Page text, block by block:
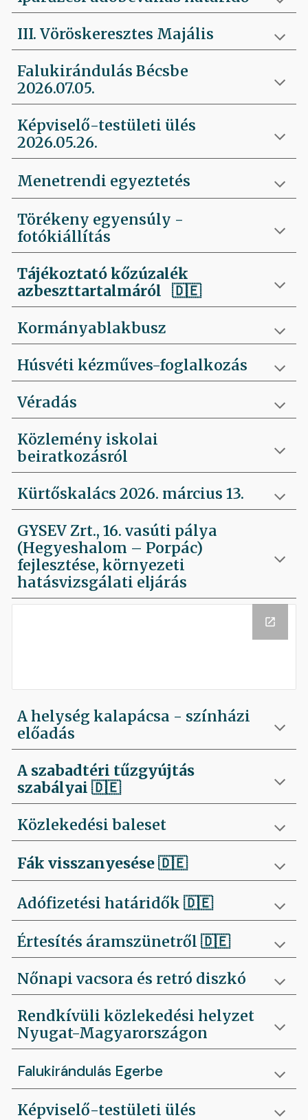
III. Vöröskeresztes Majális
Falukirándulás Bécsbe
2026.07.05.
Képviselő-testületi ülés
2026.05.26.
Menetrendi egyeztetés
Törékeny egyensúly -
fotókiállítás
Tájékoztató kőzúzalék
azbeszttartalmáról 🇩🇪
Kormányablakbusz
Húsvéti kézműves-foglalkozás
Véradás
Közlemény iskolai
beiratkozásról
Kürtőskalács 2026. március 13.
GYSEV Zrt., 16. vasúti pálya
(Hegyeshalom – Porpác)
fejlesztése, környezeti
hatásvizsgálati eljárás
A helység kalapácsa - színházi
előadás
A szabadtéri tűzgyújtás
szabályai🇩🇪
Közlekedési baleset
Fák visszanyesése🇩🇪
Adófizetési határidők 🇩🇪
Értesítés áramszünetről 🇩🇪
Nőnapi vacsora és retró diszkó
Rendkívüli közlekedési helyzet
Nyugat-Magyarországon
Falukirándulás Egerbe
Képviselő-testületi ülés